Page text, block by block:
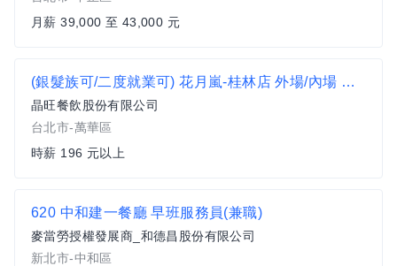
月薪 39,000 至 43,000 元
(銀髮族可/二度就業可) 花月嵐-桂林店 外場/內場 兼職人員
晶旺餐飲股份有限公司
台北市-萬華區
時薪 196 元以上
620 中和建一餐廳 早班服務員(兼職)
麥當勞授權發展商_和德昌股份有限公司
新北市-中和區